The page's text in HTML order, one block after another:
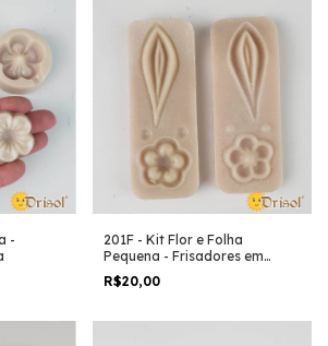
-
201F - Kit Flor e Folha
Pequena - Frisadores em
Resina
R$20,00